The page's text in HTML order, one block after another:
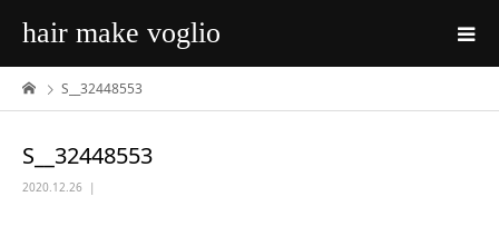
hair make voglio
S__32448553
S__32448553
2020.12.26